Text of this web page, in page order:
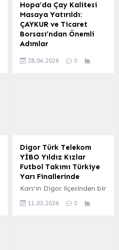
Hopa’da Çay Kalitesi
Masaya Yatırıldı:
ÇAYKUR ve Ticaret
Borsası’ndan Önemli
Adımlar
Artvin Ticaret Borsası ev
üreticileri, fabrika
müdürleri ve ticaret
borsası yönetim kurulu
üyeleriyle bir araya
dair stratejiler
değerlendirildi. Çayda
28.04.2026 0
Digor Türk Telekom
YİBO Yıldız Kızlar
Futbol Takımı Türkiye
Yarı Finallerinde
Kars’ın Digor ilçesinden bir
Telekom Yatılı İlköğretim
11.03.2026 0